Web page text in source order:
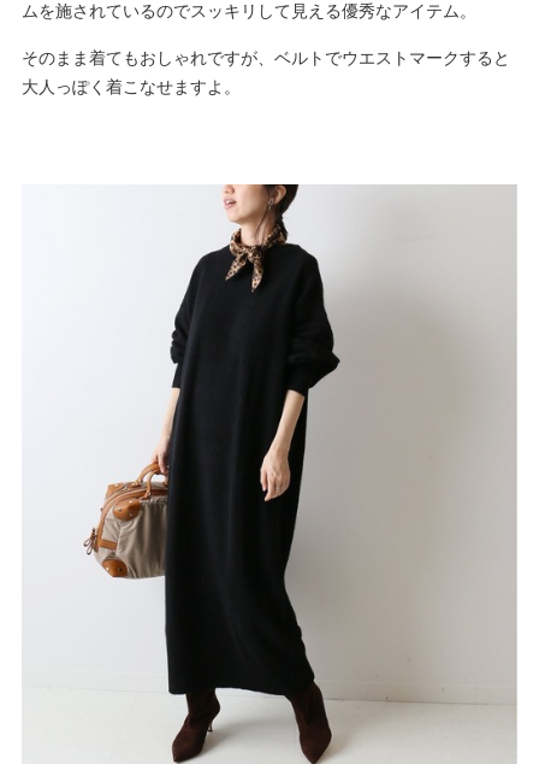
ムを施されているのでスッキリして見える優秀なアイテム。
そのまま着てもおしゃれですが、ベルトでウエストマークすると
大人っぽく着こなせますよ。